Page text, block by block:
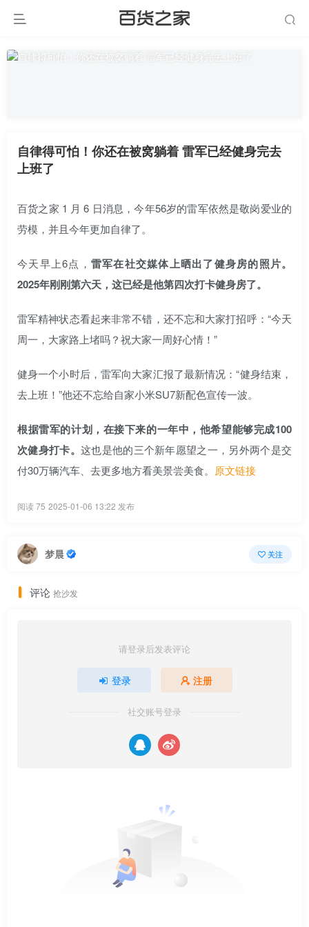
自律得可怕！你还在被窝躺着 雷军已经健身完去
上班了
百货之家 1 月 6 日消息，今年56岁的雷军依然是敬岗爱业的
劳模，并且今年更加自律了。
今天早上6点， 雷军在社交媒体上晒出了健身房的照片。
2025年刚刚第六天，这已经是他第四次打卡健身房了。
雷军精神状态看起来非常不错，还不忘和大家打招呼：“今天
周一，大家路上堵吗？祝大家一周好心情！”
健身一个小时后，雷军向大家汇报了最新情况：“健身结束，
去上班！”他还不忘给自家小米SU7新配色宣传一波。
根据雷军的计划，在接下来的一年中，他希望能够完成100
次健身打卡。 这也是他的三个新年愿望之一，另外两个是交
付30万辆汽车、去更多地方看美景尝美食。 原文链接
阅读 75 2025-01-06 13:22 发布
梦晨 关注
评论 抢沙发
请登录后发表评论
登录 注册
社交账号登录